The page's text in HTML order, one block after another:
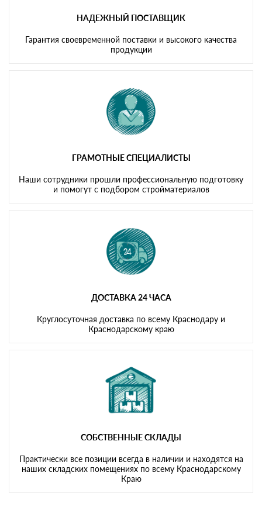
НАДЕЖНЫЙ ПОСТАВЩИК
Гарантия своевременной поставки и высокого качества
продукции
ГРАМОТНЫЕ СПЕЦИАЛИСТЫ
Наши сотрудники прошли профессиональную подготовку
и помогут с подбором стройматериалов
ДОСТАВКА 24 ЧАСА
Круглосуточная доставка по всему Краснодару и
Краснодарскому краю
СОБСТВЕННЫЕ СКЛАДЫ
Практически все позиции всегда в наличии и находятся на
наших складских помещениях по всему Краснодарскому
Краю